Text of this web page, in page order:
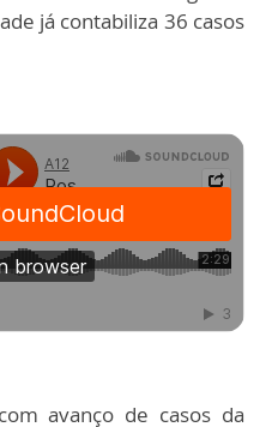
já contabiliza 36 casos
avanço de casos da